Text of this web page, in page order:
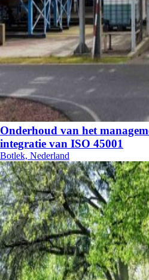
Onderhoud van het
integratie van ISO 45001
Botlek, Nederland